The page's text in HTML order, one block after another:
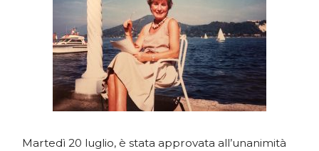
Martedì 20 luglio, è stata approvata all’unanimità